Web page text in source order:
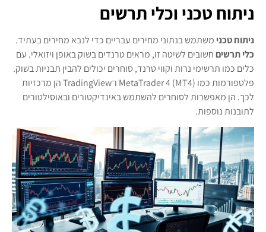
ניתוח טכני וכלי תרשים
ניתוח טכנימשתמש בנתוני מחירים עבריים כדי לנבא מחירים בעתיד.
כלי תרשיםחשובים לשיטה זו, מראים טרנדים בשוק באופן ויזואלי. עם
כלים כמו תרשימי נרות וקווי טרנד, סוחרים יכולים להבין תבניות בשוק.
פלטפורמות כמו MetaTrader 4 (MT4) ו־TradingView הן מרכזיות
לכך. הן מאפשרות לסוחרים להשתמש באינדיקטורים ובאוסילטורים
לתובנות נוספות.